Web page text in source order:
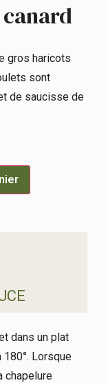
canard
gros haricots
sont
de saucisse de
dans un plat
180°. Lorsque
chapelure